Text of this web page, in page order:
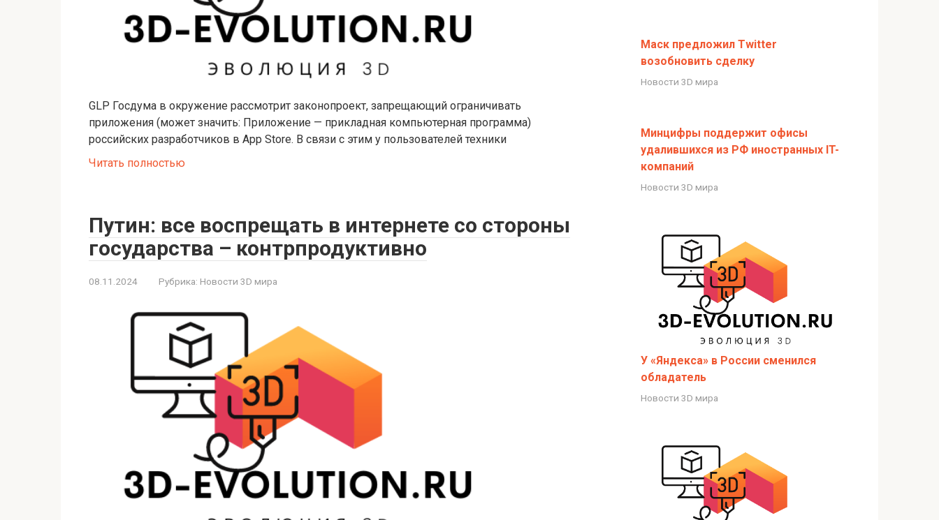
GLP Госдума в окружение рассмотрит законопроект, запрещающий ограничивать
приложения (может значить: Приложение — прикладная компьютерная программа)
российских разработчиков в App Store. В связи с этим у пользователей техники
Читать полностью
Путин: все воспрещать в интернете со стороны
государства – контрпродуктивно
08.11.2024 Рубрика: Новости 3D мира
Маск предложил Twitter
возобновить сделку
Новости 3D мира
Минцифры поддержит офисы
удалившихся из РФ иностранных IT-
компаний
Новости 3D мира
У «Яндекса» в России сменился
обладатель
Новости 3D мира